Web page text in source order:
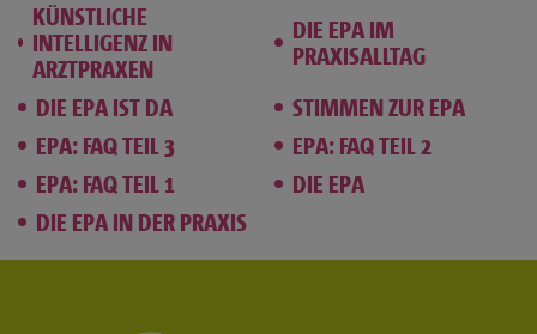
KÜNSTLICHE
INTELLIGENZ IN
ARZTPRAXEN
DIE EPA IM
PRAXISALLTAG
DIE EPA IST DA
STIMMEN ZUR EPA
EPA: FAQ TEIL 3
EPA: FAQ TEIL 2
EPA: FAQ TEIL 1
DIE EPA
DIE EPA IN DER PRAXIS